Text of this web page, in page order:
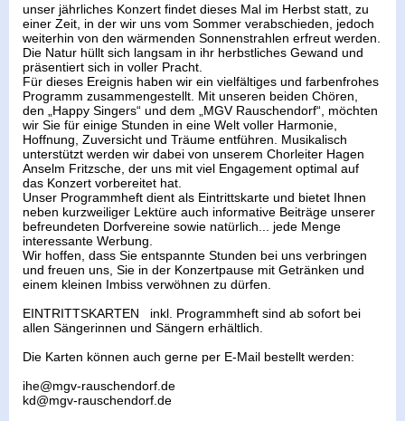
unser jährliches Konzert findet dieses Mal im Herbst statt, zu
einer Zeit, in der wir uns vom Sommer verabschieden, jedoch
weiterhin von den wärmenden Sonnenstrahlen erfreut werden.
Die Natur hüllt sich langsam in ihr herbstliches Gewand und
präsentiert sich in voller Pracht.
Für dieses Ereignis haben wir ein vielfältiges und farbenfrohes
Programm zusammengestellt. Mit unseren beiden Chören,
den „Happy Singers“ und dem „MGV Rauschendorf“, möchten
wir Sie für einige Stunden in eine Welt voller Harmonie,
Hoffnung, Zuversicht und Träume entführen. Musikalisch
unterstützt werden wir dabei von unserem Chorleiter Hagen
Anselm Fritzsche, der uns mit viel Engagement optimal auf
das Konzert vorbereitet hat.
Unser Programmheft dient als Eintrittskarte und bietet Ihnen
neben kurzweiliger Lektüre auch informative Beiträge unserer
befreundeten Dorfvereine sowie natürlich... jede Menge
interessante Werbung.
Wir hoffen, dass Sie entspannte Stunden bei uns verbringen
und freuen uns, Sie in der Konzertpause mit Getränken und
einem kleinen Imbiss verwöhnen zu dürfen.
EINTRITTSKARTEN inkl. Programmheft sind ab sofort bei
allen Sängerinnen und Sängern erhältlich.
Die Karten können auch gerne per E-Mail bestellt werden:
ihe@mgv-rauschendorf.de
kd@mgv-rauschendorf.de